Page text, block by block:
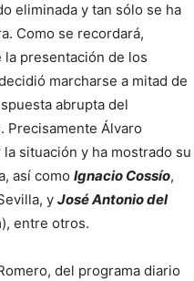
eliminada y tan sólo se ha
Como se recordará,
presentación de los
marcharse a mitad de
abrupta del
. Precisamente Álvaro
situación y ha mostrado su
así como Ignacio Cossío,
y José Antonio del
entre otros.
del programa diario